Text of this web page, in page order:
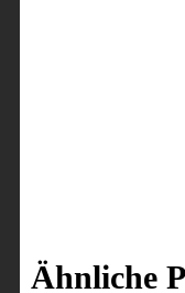
Ähnliche